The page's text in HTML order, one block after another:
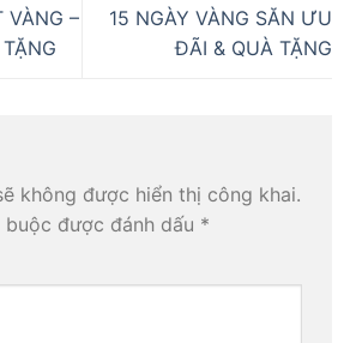
VÀNG –
15 NGÀY VÀNG SĂN ƯU
ĐÃI & QUÀ TẶNG
không được hiển thị công khai.
được đánh dấu *